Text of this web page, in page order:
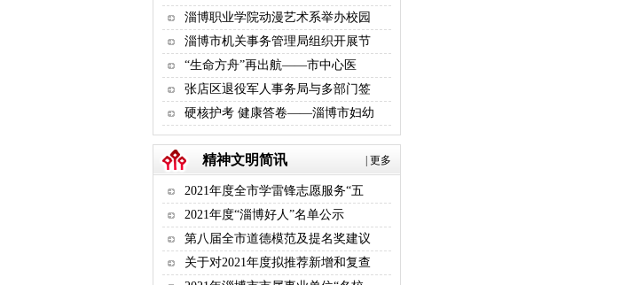
淄博职业学院动漫艺术系举办校园
淄博市机关事务管理局组织开展节
“生命方舟”再出航——市中心医
张店区退役军人事务局与多部门签
硬核护考 健康答卷——淄博市妇幼
更多
精神文明简讯
2021年度全市学雷锋志愿服务“五
2021年度“淄博好人”名单公示
第八届全市道德模范及提名奖建议
关于对2021年度拟推荐新增和复查